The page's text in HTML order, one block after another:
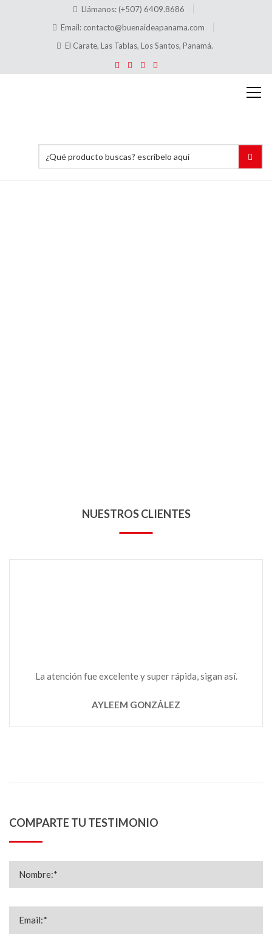
Llámanos: (+507) 6409.8686
Email: contacto@buenaideapanama.com
El Carate, Las Tablas, Los Santos, Panamá.
NUESTROS CLIENTES
La atención fue excelente y super rápida, sigan así.
AYLEEM GONZÁLEZ
COMPARTE TU TESTIMONIO